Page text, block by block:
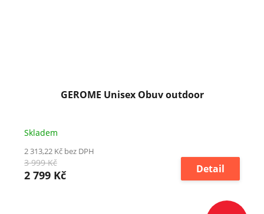
GEROME Unisex Obuv outdoor
Skladem
2 313,22 Kč bez DPH
3 999 Kč
2 799 Kč Detail